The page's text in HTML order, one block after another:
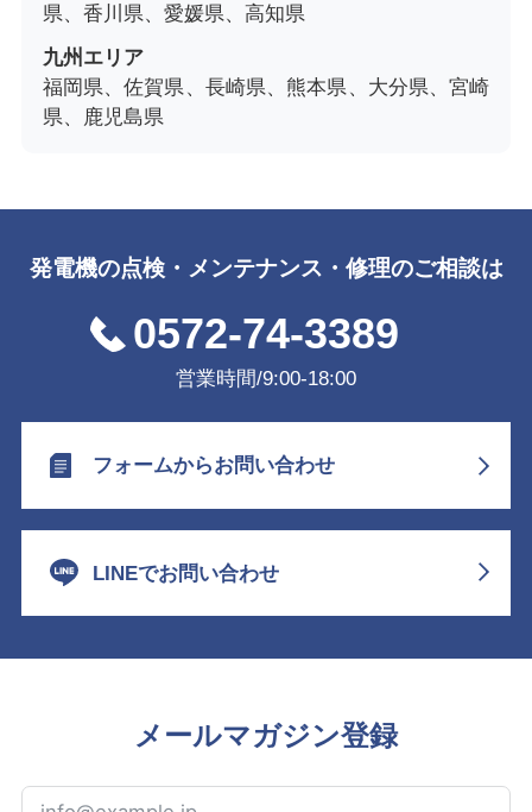
県、香川県、愛媛県、高知県
九州エリア
福岡県、佐賀県、長崎県、熊本県、大分県、宮崎
県、鹿児島県
発電機の点検・メンテナンス・修理のご相談は
0572-74-3389
営業時間/9:00-18:00
フォームからお問い合わせ
LINEでお問い合わせ
メールマガジン登録